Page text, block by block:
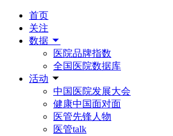
首页
关注
数据
医院品牌指数
全国医院数据库
活动
中国医院发展大会
健康中国面对面
医管先锋人物
医管talk